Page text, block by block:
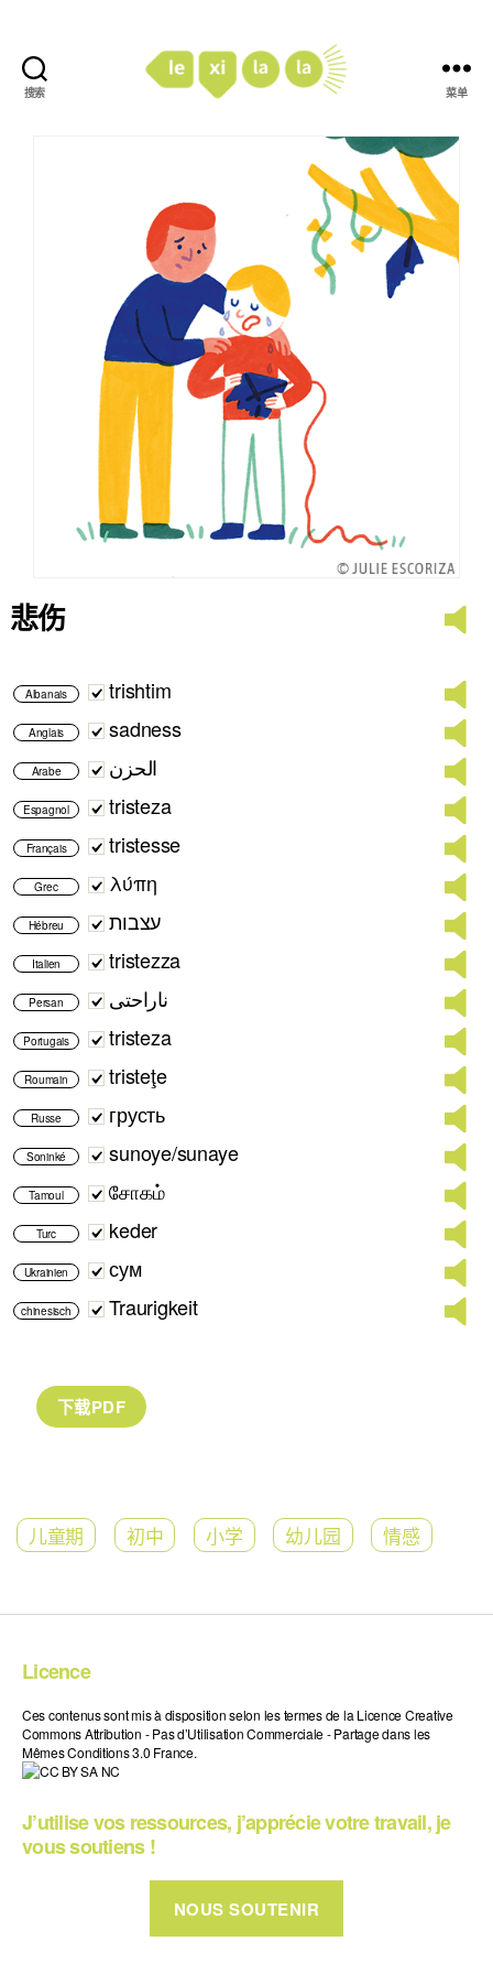
搜索 菜单
悲伤
Albanais trishtim
Anglais sadness
Arabe الحزن
Espagnol tristeza
Français tristesse
Grec λύπη
Hébreu עצבות
Italien tristezza
Persan ناراحتی
Portugais tristeza
Roumain tristeţe
Russe грусть
Soninké sunoye/sunaye
Tamoul சோகம்
Turc keder
Ukrainien сум
chinesisch Traurigkeit
儿童期 初中 小学 幼儿园 情感
Licence
Ces contenus sont mis à disposition selon les termes de la Licence Creative
Commons Attribution - Pas d’Utilisation Commerciale - Partage dans les
Mêmes Conditions 3.0 France.
J’utilise vos ressources, j’apprécie votre travail, je
vous soutiens !
NOUS SOUTENIR